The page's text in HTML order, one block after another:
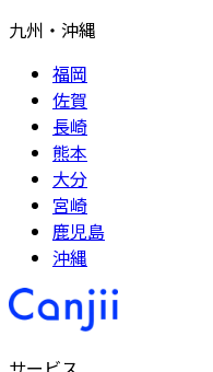
九州・沖縄
福岡
佐賀
長崎
熊本
大分
宮崎
鹿児島
沖縄